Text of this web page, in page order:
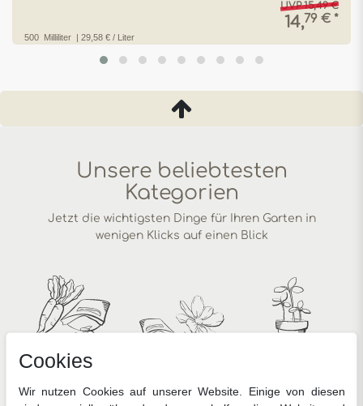
UVP 15,49 €
14,79 € *
500 Milliliter | 29,58 € / Liter
Unsere beliebtesten
Kategorien
Jetzt die wichtigsten Dinge für Ihren Garten in
wenigen Klicks auf einen Blick
Cookies
Wir nutzen Cookies auf unserer Website. Einige von diesen